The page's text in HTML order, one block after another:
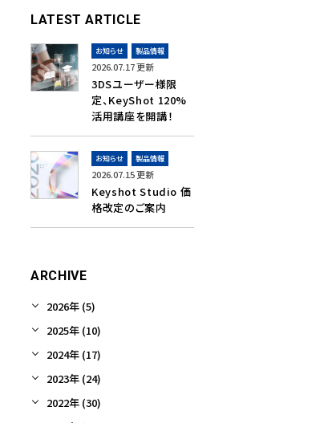
LATEST ARTICLE
お知らせ 製品情報
2026.07.17 更新
3DSユーザー様限
定、KeyShot 120%
活用講座を開講！
お知らせ 製品情報
2026.07.15 更新
Keyshot Studio 価
格改定のご案内
ARCHIVE
2026年 (5)
2025年 (10)
2024年 (17)
2023年 (24)
2022年 (30)